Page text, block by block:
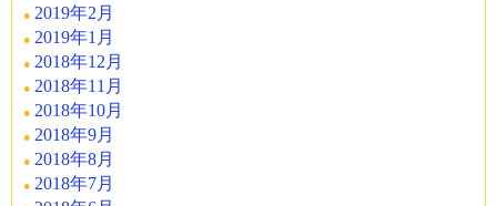
2019年2月
2019年1月
2018年12月
2018年11月
2018年10月
2018年9月
2018年8月
2018年7月